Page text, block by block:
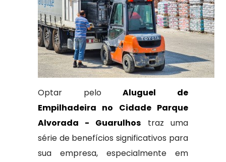
Optar peloAluguel de
Empilhadeira no Cidade Parque
Alvorada - Guarulhos traz uma
série de benefícios significativos para
sua empresa, especialmente em